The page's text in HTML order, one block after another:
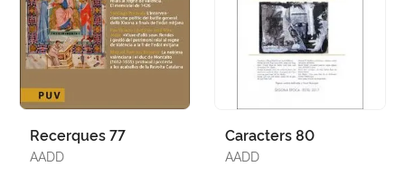
Recerques 77
AADD
Caracters 80
AADD